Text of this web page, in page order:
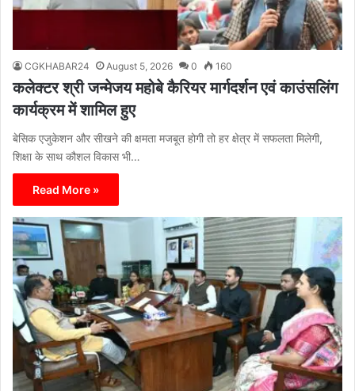
CGKHABAR24 August 5, 2026 0 160
कलेक्टर श्री जन्मेजय महोबे कैरियर मार्गदर्शन एवं काउंसलिंग
कार्यक्रम में शामिल हुए
बेसिक एजुकेशन और सीखने की क्षमता मजबूत होगी तो हर क्षेत्र में सफलता मिलेगी,
शिक्षा के साथ कौशल विकास भी…
Read More »